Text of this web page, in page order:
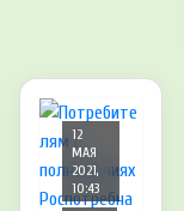
12
МАЯ
2021,
10:43